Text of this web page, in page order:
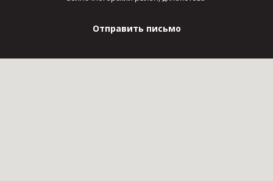
Отправить письмо